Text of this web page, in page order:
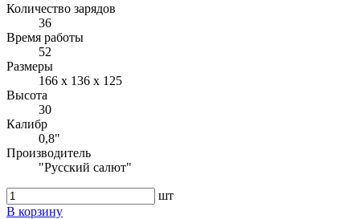
Количество зарядов
36
Время работы
52
Размеры
166 х 136 х 125
Высота
30
Калибр
0,8"
Производитель
"Русский салют"
шт
В корзину